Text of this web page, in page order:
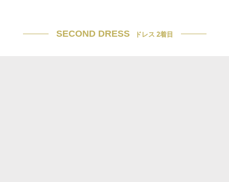
SECOND DRESS ドレス 2着目